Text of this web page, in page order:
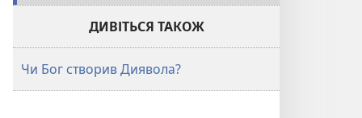
ДИВІТЬСЯ ТАКОЖ
Чи Бог створив Диявола?